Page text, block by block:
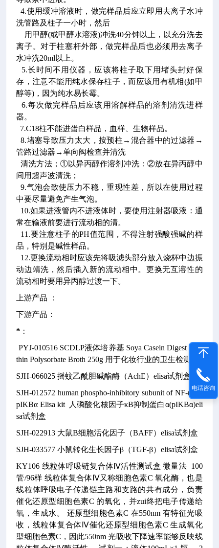
4.使用缓冲溶液时，做完样品后应立即用去离子水冲
洗管路及柱子一小时，然后
用甲醇(或甲醇水溶液)冲洗40分钟以上，以充分洗去
离子。对于柱塞杆外部，做完样品后也必须用去离子
水冲洗20ml以上。
5.长时间不用仪器，应该将柱子取下用堵头封好保
存，注意不能用纯水保存柱子，而应该用有机相(如甲
醇等)，因为纯水易长霉。
6.每次做完样品后应该用溶解样品的溶剂清洗进样
器。
7.C18柱不能进蛋白样品，血样、生物样品。
8.堵塞导致压力太大，按预柱→混合器中的过滤器→
管路过滤器→单向阀检查并清洗
清洗方法；①以异丙醇作溶剂冲洗：②放在异丙醇中
间用超声波清洗；
9.气泡会致使压力不稳，重现性差，所以在使用过程
中要尽量避免产生气泡。
10.如果进液管内不进液体时，要使用注射器吸液：通
常在输液前要进行流动相的清。
11.要注意柱子的PH值范围，不得注射强酸强碱的样
品，特别是碱性样品。
12.更换流动相时应该先将吸滤头部分放入烧杯中边振
动边靖洗，然后插入新的流动相中。更换无互溶性的
流动相时要用异丙醇过渡一下。
上游产品 ：
下游产品：
* ：
PYJ-010516 SCDLP液体培养基 Soya Casein Digest Leci
thin Polysorbate Broth 250g 用于化妆行业的卫生检测
SJH-066025 摇蚊乙酰胆碱酯酶（AchE）elisa试剂盒
SJH-012572 human phospho-inhibitory subunit of NF-κBα,
pIKBα Elisa kit
人磷酸化核因子κB抑制蛋白α(pIKBα)eli
sa试剂盒
SJH-022913 大鼠B细胞活化因子（BAFF）elisa试剂盒
SJH-033577 小鼠转化生长因子β（TGF-β）elisa试剂盒
KY106 线粒体呼吸链复合体Ⅳ活性测试盒 微量法 100
管/96样 线粒体复合体Ⅳ又称细胞色素C 氧化酶，也是
线粒体呼吸电子传递链主路和支路的共有成分，负责
催化还原型细胞色素C 的氧化，并zui终把电子传递给
氧，生成水。
还原型细胞色素C 在550nm 有特征光吸
收，线粒体复合体Ⅳ催化还原型细胞色素C 生成氧化
型细胞色素C，因此550nm 光吸收下降速率能够反映线
电话咨询